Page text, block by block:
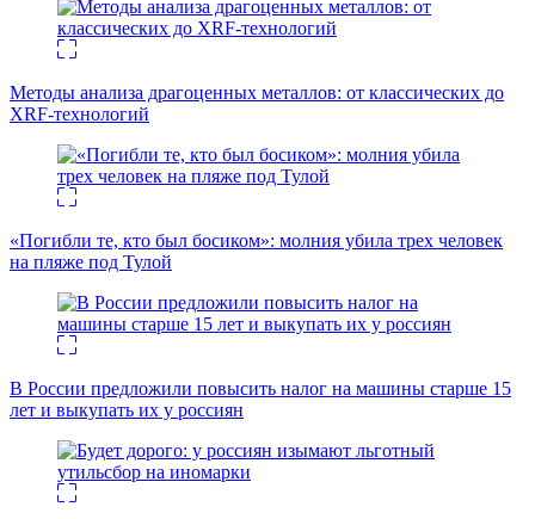
Методы анализа драгоценных металлов: от классических до
XRF-технологий
«Погибли те, кто был босиком»: молния убила трех человек
на пляже под Тулой
В России предложили повысить налог на машины старше 15
лет и выкупать их у россиян